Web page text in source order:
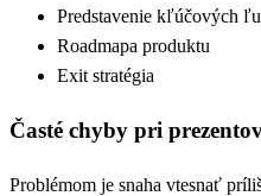
Predstavenie kľúčových
Roadmapa produktu
Exit stratégia
Časté chyby pri
Problémom je snaha vtesnať